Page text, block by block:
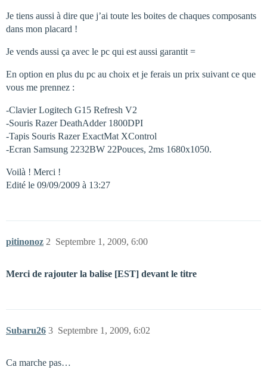
Je tiens aussi à dire que j’ai toute les boites de chaques composants
dans mon placard !
Je vends aussi ça avec le pc qui est aussi garantit =
En option en plus du pc au choix et je ferais un prix suivant ce que
vous me prennez :
-Clavier Logitech G15 Refresh V2
-Souris Razer DeathAdder 1800DPI
-Tapis Souris Razer ExactMat XControl
-Ecran Samsung 2232BW 22Pouces, 2ms 1680x1050.
Voilà ! Merci !
Edité le 09/09/2009 à 13:27
pitinonoz Septembre 1, 2009, 6:00
2
Merci de rajouter la balise [EST] devant le titre
Subaru26 Septembre 1, 2009, 6:02
3
Ca marche pas…